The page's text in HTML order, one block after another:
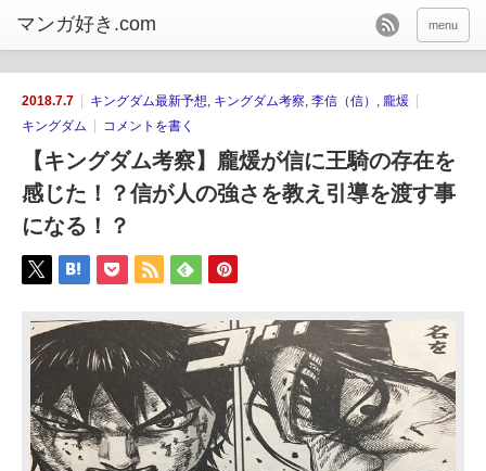
menu
2018.7.7 キングダム最新予想, キングダム考察, 李信（信） , 龐煖
キングダム
コメントを書く
【キングダム考察】龐煖が信に王騎の存在を
感じた！？信が人の強さを教え引導を渡す事
になる！？